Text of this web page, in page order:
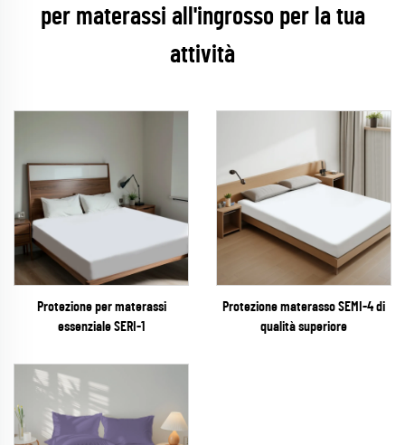
per materassi all'ingrosso per la tua
attività
Protezione per materassi
essenziale SERI-1
Protezione materasso SEMI-4 di
qualità superiore